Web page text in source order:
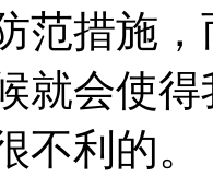
范措施
就会使
不利的。